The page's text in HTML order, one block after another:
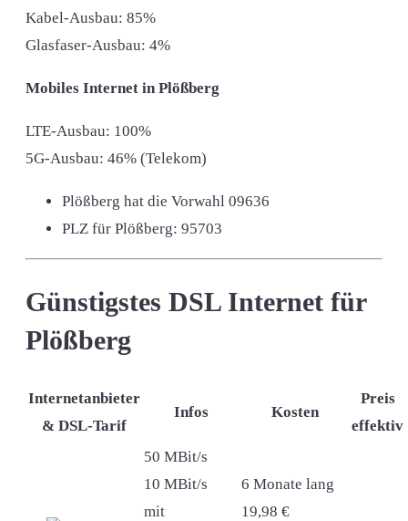
Kabel-Ausbau: 85%
Glasfaser-Ausbau: 4%
Mobiles Internet in Plößberg
LTE-Ausbau: 100%
5G-Ausbau: 46% (Telekom)
Plößberg hat die Vorwahl 09636
PLZ für Plößberg: 95703
Günstigstes DSL Internet für
Plößberg
Internetanbieter
& DSL-Tarif
Infos Kosten
Preis
effektiv
50 MBit/s
10 MBit/s
mit
6 Monate lang
19,98 €